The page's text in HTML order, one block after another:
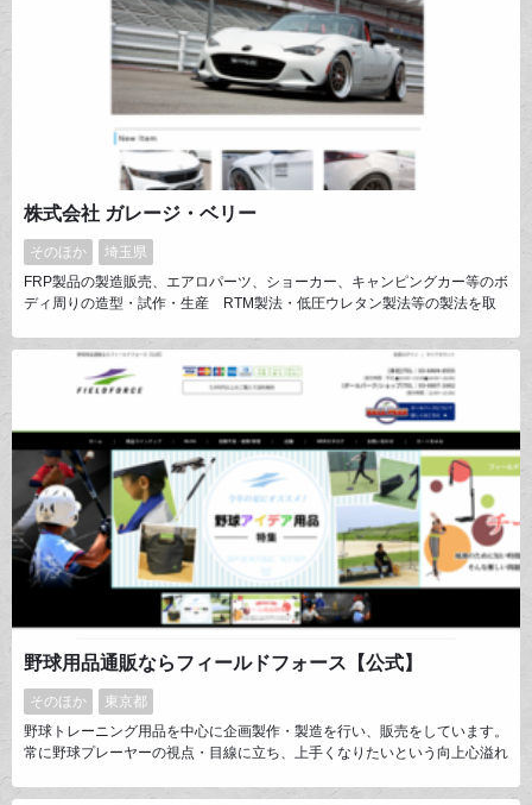
株式会社 ガレージ・ベリー
そのほか
埼玉県
FRP製品の製造販売、エアロパーツ、ショーカー、キャンピングカー等のボ
ディ周りの造型・試作・生産 RTM製法・低圧ウレタン製法等の製法を取
いクオリティで」を基本理念に、従業員一丸となってすばらしいデザインの
研究を重ね、お客様の思い描くイメージを製品として作り出します。デザイ
ンから生産、発送までトータルでお受けいたします。
野球用品通販ならフィールドフォース【公式】
そのほか
東京都
野球トレーニング用品を中心に企画製作・製造を行い、販売をしています。
常に野球プレーヤーの視点・目線に立ち、上手くなりたいという向上心溢れ
す。プレーヤーの真の力になるというフィールドフォースの経営理念実現の